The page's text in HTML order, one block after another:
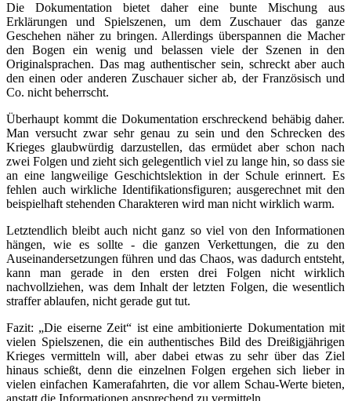
Die Dokumentation bietet daher eine bunte Mischung aus
Erklärungen und Spielszenen, um dem Zuschauer das ganze
Geschehen näher zu bringen. Allerdings überspannen die Macher
den Bogen ein wenig und belassen viele der Szenen in den
Originalsprachen. Das mag authentischer sein, schreckt aber auch
den einen oder anderen Zuschauer sicher ab, der Französisch und
Co. nicht beherrscht.
Überhaupt kommt die Dokumentation erschreckend behäbig daher.
Man versucht zwar sehr genau zu sein und den Schrecken des
Krieges glaubwürdig darzustellen, das ermüdet aber schon nach
zwei Folgen und zieht sich gelegentlich viel zu lange hin, so dass sie
an eine langweilige Geschichtslektion in der Schule erinnert. Es
fehlen auch wirkliche Identifikationsfiguren; ausgerechnet mit den
beispielhaft stehenden Charakteren wird man nicht wirklich warm.
Letztendlich bleibt auch nicht ganz so viel von den Informationen
hängen, wie es sollte - die ganzen Verkettungen, die zu den
Auseinandersetzungen führen und das Chaos, was dadurch entsteht,
kann man gerade in den ersten drei Folgen nicht wirklich
nachvollziehen, was dem Inhalt der letzten Folgen, die wesentlich
straffer ablaufen, nicht gerade gut tut.
Fazit: „Die eiserne Zeit“ ist eine ambitionierte Dokumentation mit
vielen Spielszenen, die ein authentisches Bild des Dreißigjährigen
Krieges vermitteln will, aber dabei etwas zu sehr über das Ziel
hinaus schießt, denn die einzelnen Folgen ergehen sich lieber in
vielen einfachen Kamerafahrten, die vor allem Schau-Werte bieten,
anstatt die Informationen ansprechend zu vermitteln.